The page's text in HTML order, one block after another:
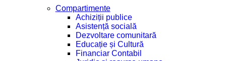
Compartimente
Achiziții publice
Asistență socială
Dezvoltare comunitară
Educație și Cultură
Financiar Contabil